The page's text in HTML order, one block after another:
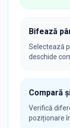
Bifează
Selectează
deschide
Compară
Verifică
poziționare